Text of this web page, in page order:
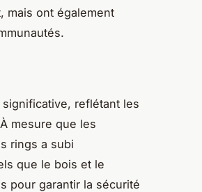
mais ont également
reflétant les
mesure que les
rings a subi
que le bois et le
pour garantir la sécurité